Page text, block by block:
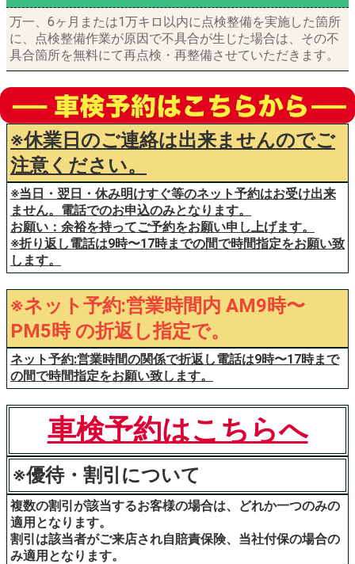
万一、6ヶ月または1万キロ以内に点検整備を実施した箇所
に、点検整備作業が原因で不具合が生じた場合は、その不
具合箇所を無料にて再点検・再整備させていただきます。
※休業日のご連絡は出来ませんのでご
注意ください。
※当日・翌日・休み明けすぐ等のネット予約はお受け出来
ません。電話でのお申込のみとなります。
お願い：余裕を持ってご予約をお願い申し上げます。
※折り返し電話は9時〜17時までの間で時間指定をお願い致
します。
※ネット予約:営業時間内 AM9時〜
PM5時 の折返し指定で。
ネット予約:営業時間の関係で折返し電話は9時〜17時まで
の間で時間指定をお願い致します。
車検予約はこちらへ
※優待・割引について
複数の割引が該当するお客様の場合は、どれか一つのみの
適用となります。
割引は該当者がご来店され自賠責保険、当社付保の場合の
み適用となります。